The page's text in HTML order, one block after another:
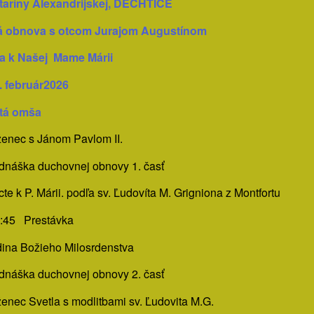
Alexandrijskej, DECHTICE
obnova s otcom Jurajom Augustínom
k Našej Mame Márii
február2026
omša
s Jánom Pavlom II.
duchovnej obnovy 1. časť
k P. Márii. podľa sv. Ľudovíta M. Grigniona z Montfortu
Prestávka
Božieho Milosrdenstva
duchovnej obnovy 2. časť
Svetla s modlitbami sv. Ľudovita M.G.